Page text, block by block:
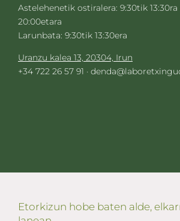
Astelehenetik ostiralera: 9:30tik
20:00etara
Larunbata: 9:30tik 13:30era
Uranzu kalea 13, 20304, Irun
+34 722 26 57 91 ·
Etorkizun hobe baten alde,